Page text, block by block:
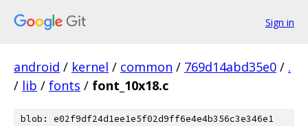
Sign in
android / kernel / common / 769d14abd35e0 / .
/ lib / fonts / font_10x18.c
blob: e02f9df24d1ee1e5f02d9ff6e4e4b356c3e346e1